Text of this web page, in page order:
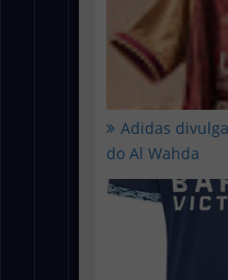
Adidas
do Al Wahda